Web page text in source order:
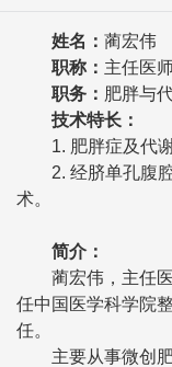
姓名： 蔺宏伟
职称： 主任医
职务： 肥胖与
技术特长：
1. 肥胖症及代谢
2. 经脐单孔腹腔
术。
简介：
蔺宏伟，主任医
任中国医学科学院
任。
主要从事微创肥